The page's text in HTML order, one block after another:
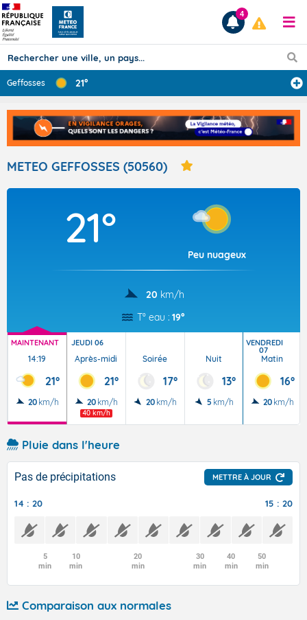
Prévisions
TOUS LES RÉSULTATS
Articles
4
Geffosses 21°
METEO GEFFOSSES (50560)
21°
Peu nuageux
20 km/h
T° eau : 19°
MAINTENANT
14:19
21°
20 km/h
JEUDI 06
Après-midi
21°
20 km/h
40 km/h
Soirée
17°
20 km/h
Nuit
13°
5 km/h
VENDREDI
07
Matin
16°
20 km/h
Pluie dans l'heure
Pas de précipitations METTRE À JOUR
14 : 20 15 : 20
5
min
10
min
20
min
30
min
40
min
50
min
Comparaison aux normales